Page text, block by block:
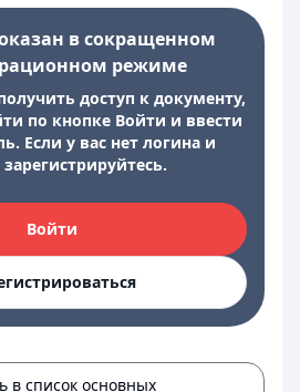
в сокращенном
режиме
доступ к документу,
по кнопке Войти и ввести
Если у вас нет логина и
Войти
в список основных